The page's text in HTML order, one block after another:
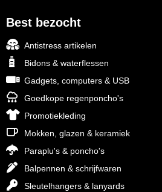
Best bezocht
Antistress artikelen
Bidons & waterflessen
Gadgets, computers & USB
Goedkope regenponcho's
Promotiekleding
Mokken, glazen & keramiek
Paraplu's & poncho's
Balpennen & schrijfwaren
Sleutelhangers & lanyards